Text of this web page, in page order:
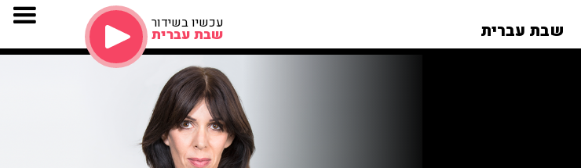
שבת עברית עכשיו בשידור
שבת עברית